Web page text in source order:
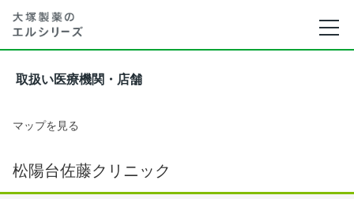
取扱い医療機関・店舗
マップを見る
松陽台佐藤クリニック